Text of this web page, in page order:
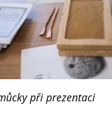
při prezentaci